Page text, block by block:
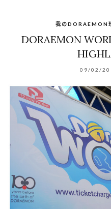
我のDORAEMON
DORAEMON
09/02/